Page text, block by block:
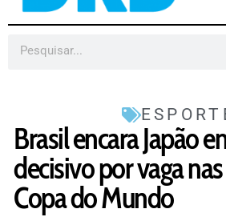
Brasil encara Japão
decisivo por vaga
Copa do Mundo